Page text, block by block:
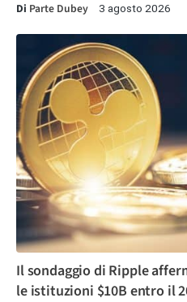
Di Parte Dubey 3 agosto 2026
Il sondaggio di Ripple
le istituzioni $10B entro il